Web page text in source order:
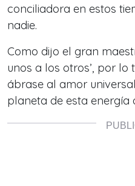
conciliadora en estos
nadie.
Como dijo el gran
unos a los otros’, por
ábrase al amor
planeta de esta energía